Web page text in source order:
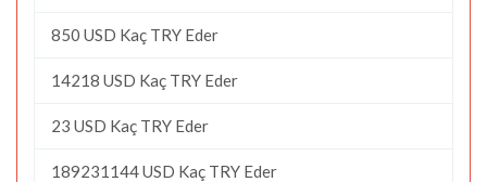
850 USD Kaç TRY Eder
14218 USD Kaç TRY Eder
23 USD Kaç TRY Eder
189231144 USD Kaç TRY Eder